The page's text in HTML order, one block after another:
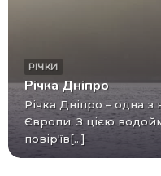
РІЧКИ
Річка Дніпро
Річка Дніпро – одна з найбільших водних артерій
Європи. З цією
повір'їв[...]